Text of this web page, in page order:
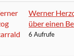
Werner
über einen
6 Aufrufe